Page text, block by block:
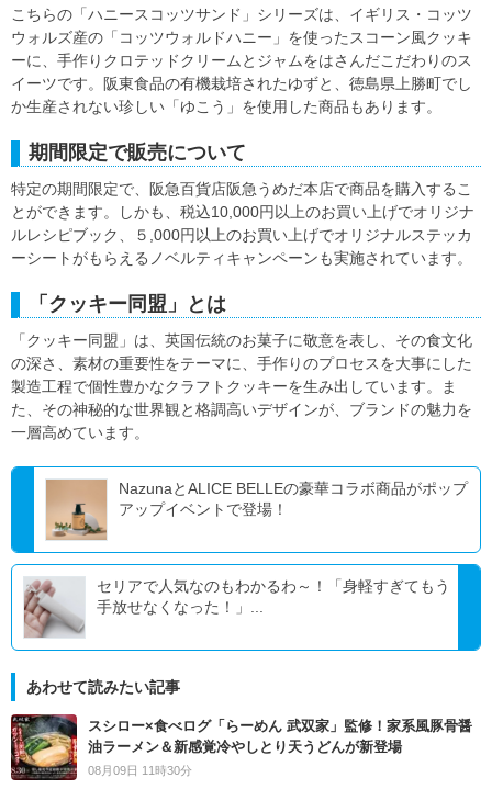
こちらの「ハニースコッツサンド」シリーズは、イギリス・コッツ
ウォルズ産の「コッツウォルドハニー」を使ったスコーン風クッキ
ーに、手作りクロテッドクリームとジャムをはさんだこだわりのス
イーツです。阪東食品の有機栽培されたゆずと、徳島県上勝町でし
か生産されない珍しい「ゆこう」を使用した商品もあります。
期間限定で販売について
特定の期間限定で、阪急百貨店阪急うめだ本店で商品を購入するこ
とができます。しかも、税込10,000円以上のお買い上げでオリジナ
ルレシピブック、５,000円以上のお買い上げでオリジナルステッカ
ーシートがもらえるノベルティキャンペーンも実施されています。
「クッキー同盟」とは
「クッキー同盟」は、英国伝統のお菓子に敬意を表し、その食文化
の深さ、素材の重要性をテーマに、手作りのプロセスを大事にした
製造工程で個性豊かなクラフトクッキーを生み出しています。ま
た、その神秘的な世界観と格調高いデザインが、ブランドの魅力を
一層高めています。
NazunaとALICE BELLEの豪華コラボ商品がポップ
アップイベントで登場！
セリアで人気なのもわかるわ～！「身軽すぎてもう
手放せなくなった！」...
あわせて読みたい記事
スシロー×食べログ「らーめん 武双家」監修！家系風豚骨醤
油ラーメン＆新感覚冷やしとり天うどんが新登場
08月09日 11時30分